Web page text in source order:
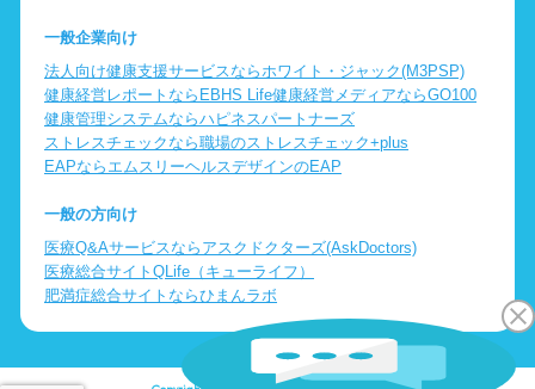
一般企業向け
法人向け健康支援サービスならホワイト・ジャック(M3PSP)
健康経営レポートならEBHS Life健康経営メディアならGO100
健康管理システムならハピネスパートナーズ
ストレスチェックなら職場のストレスチェック+plus
EAPならエムスリーヘルスデザインのEAP
一般の方向け
医療Q&Aサービスならアスクドクターズ(AskDoctors)
医療総合サイトQLife（キューライフ）
肥満症総合サイトならひまんラボ